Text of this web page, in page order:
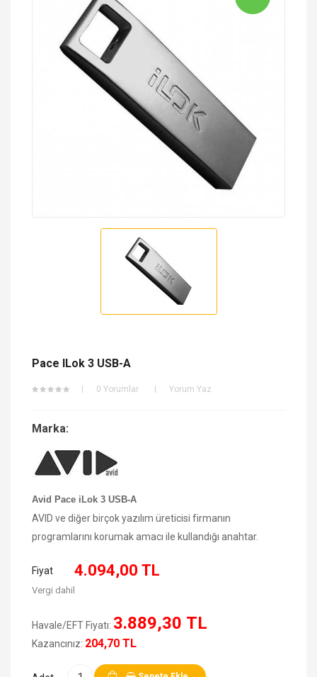
Pace ILok 3 USB-A
0 Yorumlar Yorum Yaz
Marka:
Avid Pace iLok 3 USB-A
AVID ve diğer birçok yazılım üreticisi firmanın
programlarını korumak amacı ile kullandığı anahtar.
Fiyat 4.094,00 TL
Vergi dahil
Havale/EFT Fiyatı: 3.889,30 TL
Kazancınız: 204,70 TL